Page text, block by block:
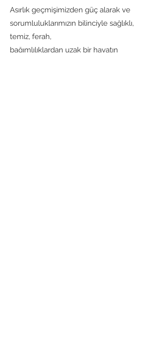
Asırlık geçmişimizden güç alarak ve
sorumluluklarımızın bilinciyle sağlıklı,
temiz, ferah,
bağımlılıklardan uzak bir hayatın